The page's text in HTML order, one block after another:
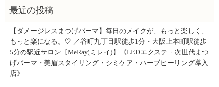
【ダメージレスまつげパーマ】毎日のメイクが、もっと楽しく、
もっと楽になる。🤍 ／谷町九丁目駅徒歩1分・大阪上本町駅徒歩
5分の駅近サロン【MeRay(ミレイ)】《LEDエクステ・次世代まつ
げパーマ・美眉スタイリング・シミケア・ハーブピーリング導入
店》